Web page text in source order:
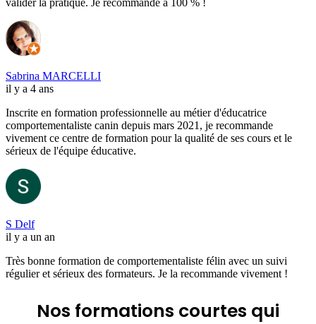
Sabrina MARCELLI
il y a 4 ans
Inscrite en formation professionnelle au métier d'éducatrice
comportementaliste canin depuis mars 2021, je recommande
vivement ce centre de formation pour la qualité de ses cours et le
sérieux de l'équipe éducative.
S Delf
il y a un an
Très bonne formation de comportementaliste félin avec un suivi
régulier et sérieux des formateurs. Je la recommande vivement !
Nos formations courtes qui